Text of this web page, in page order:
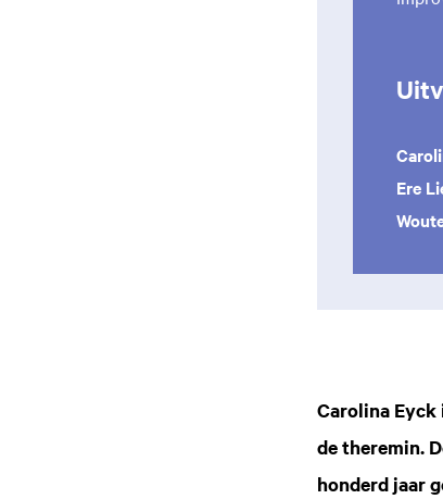
Ere
Carolina
de theremin.
honderd jaar